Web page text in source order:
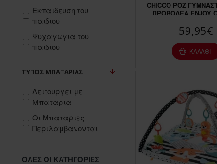
Εκπαιδευση του
παιδιου
Ψυχαγωγια του
παιδιου
ΤΎΠΟΣ ΜΠΑΤΑΡΙΆΣ
Λειτουργει με
Μπαταρια
Οι Μπαταριες
Περιλαμβανονται
ΌΛΕΣ ΟΙ ΚΑΤΗΓΟΡΊΕΣ
CHICCO ΡΟΖ
ΠΡΟΒΟΛΕΑ ENJOY
59,95€
ΚΑΛΆΘΙ